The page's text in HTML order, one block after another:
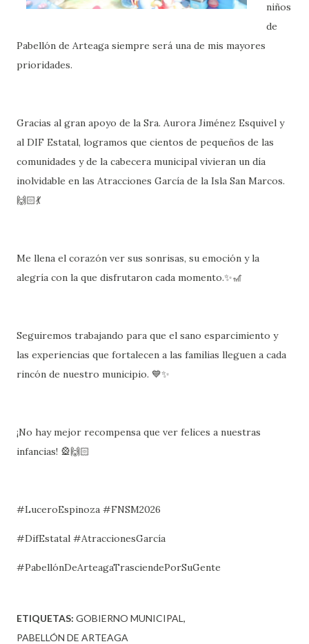
niños
de
Pabellón de Arteaga siempre será una de mis mayores
prioridades.
Gracias al gran apoyo de la Sra. Aurora Jiménez Esquivel y
al DIF Estatal, logramos que cientos de pequeños de las
comunidades y de la cabecera municipal vivieran un día
inolvidable en las Atracciones García de la Isla San Marcos.
🙌🏻💃
Me llena el corazón ver sus sonrisas, su emoción y la
alegría con la que disfrutaron cada momento.✨️🎢
Seguiremos trabajando para que el sano esparcimiento y
las experiencias que fortalecen a las familias lleguen a cada
rincón de nuestro municipio. 💙✨️
¡No hay mejor recompensa que ver felices a nuestras
infancias! 🎡🙌🏻
#LuceroEspinoza #FNSM2026
#DifEstatal #AtraccionesGarcía
#PabellónDeArteagaTrasciendePorSuGente
ETIQUETAS: GOBIERNO MUNICIPAL
PABELLÓN DE ARTEAGA